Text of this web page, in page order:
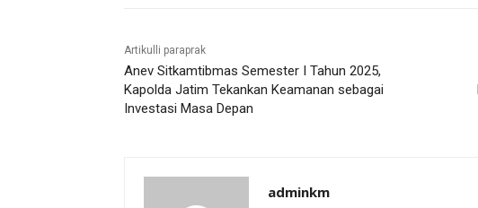
Artikulli paraprak
Anev Sitkamtibmas Semester I Tahun 2025,
Kapolda Jatim Tekankan Keamanan sebagai
Investasi Masa Depan
adminkm